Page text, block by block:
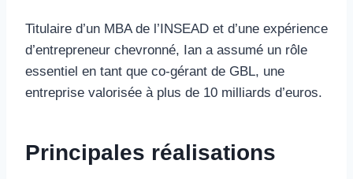
Titulaire d’un MBA de l’INSEAD et d’une expérience
d’entrepreneur chevronné, Ian a assumé un rôle
essentiel en tant que co-gérant de GBL, une
entreprise valorisée à plus de 10 milliards d’euros.
Principales réalisations